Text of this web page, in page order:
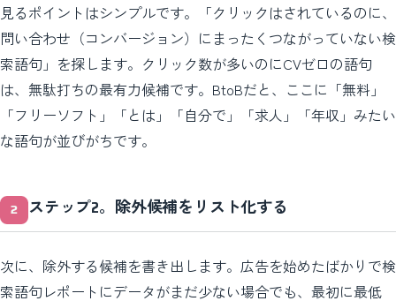
見るポイントはシンプルです。「クリックはされているのに、
問い合わせ（コンバージョン）にまったくつながっていない検
索語句」を探します。クリック数が多いのにCVゼロの語句
は、無駄打ちの最有力候補です。BtoBだと、ここに「無料」
「フリーソフト」「とは」「自分で」「求人」「年収」みたい
な語句が並びがちです。
ステップ2。除外候補をリスト化する
次に、除外する候補を書き出します。広告を始めたばかりで検
索語句レポートにデータがまだ少ない場合でも、最初に最低